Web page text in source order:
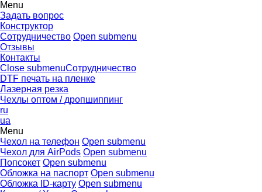
Menu
Задать вопрос
Конструктор
Сотрудничество Open submenu
Отзывы
Контакты
Close submenuСотрудничество
DTF печать на пленке
Лазерная резка
Чехлы оптом / дропшиппинг
ru
ua
Menu
Чехол на телефон Open submenu
Чехол для AirPods Open submenu
Попсокет Open submenu
Обложка на паспорт Open submenu
Обложка ID-карту Open submenu